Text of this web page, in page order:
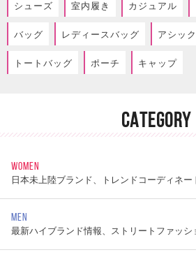
シューズ 室内履き カジュアル
バッグ レディースバッグ アシッ
トートバッグ ポーチ キャップ
CATEGORY
WOMEN
日本未上陸ブランド、トレンドコーディネー
MEN
最新ハイブランド情報、ストリートファッシ